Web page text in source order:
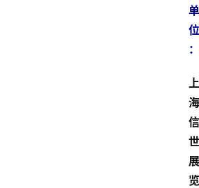
单
位
：
上
海
信
世
展
览